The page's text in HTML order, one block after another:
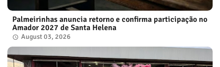
Palmeirinhas anuncia retorno e confirma participação no
Amador 2027 de Santa Helena
August 03, 2026